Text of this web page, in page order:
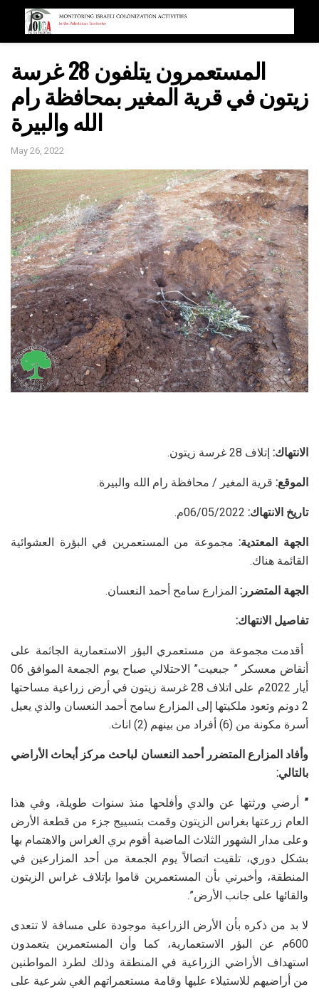
المستعمرون يتلفون 28 غرسة
زيتون في قرية المغير بمحافظة رام
الله والبيرة
May 26, 2022
الانتهاك: إتلاف 28 غرسة زيتون.
الموقع: قرية المغير / محافظة رام الله والبيرة.
تاريخ الانتهاك:
الجهة المعتدية: مجموعة من المستعمرين في البؤرة العشوائية
القائمة هناك.
الجهة المتضرر: المزارع سامح أحمد النعسان.
تفاصيل الانتهاك:
أقدمت مجموعة من مستعمري البؤر الاستعمارية الجاثمة على
أنقاض معسكر ” جبعيت” الاحتلالي صباح يوم الجمعة الموافق 06
أيار 2022م على اتلاف 28 غرسة زيتون في أرض زراعية مساحتها
2 دونم وتعود ملكيتها إلى المزارع سامح أحمد النعسان والذي يعيل
أسرة مكونة من (6) أفراد من بينهم (2) اناث.
وأفاد المزارع المتضرر أحمد النعسان لباحث مركز أبحاث الأراضي
بالتالي:
”
أرضي ورثتها عن والدي وأفلحها منذ سنوات طويلة، وفي هذا
العام زرعتها بغراس الزيتون وقمت بتسييج جزء من قطعة الأرض
وعلى مدار الشهور الثلاث الماضية أقوم بري الغراس والاهتمام بها
بشكل دوري، تلقيت اتصالاً يوم الجمعة من أحد المزارعين في
المنطقة، وأخبرني بأن المستعمرين قاموا بإتلاف غراس الزيتون
والقائها على جانب الأرض”.
لا بد من ذكره بأن الأرض الزراعية موجودة على مسافة لا تتعدى
600م عن البؤر الاستعمارية، كما وأن المستعمرين يتعمدون
استهداف الأراضي الزراعية في المنطقة وذلك لطرد المواطنين
من أراضيهم للاستيلاء عليها وقامة مستعمراتهم الغي شرعية على